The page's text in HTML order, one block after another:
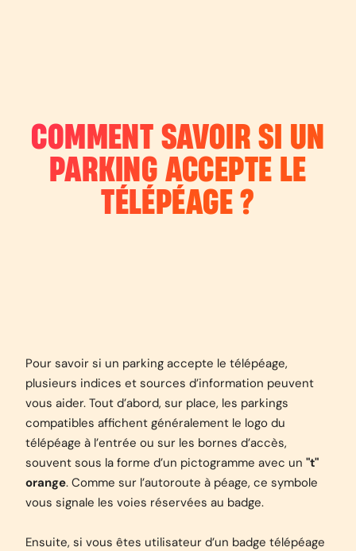
COMMENT SAVOIR SI UN
PARKING ACCEPTE LE
TÉLÉPÉAGE ?
Pour savoir si un parking accepte le télépéage,
plusieurs indices et sources d’information peuvent
vous aider. Tout d’abord, sur place, les parkings
compatibles affichent généralement le logo du
télépéage à l’entrée ou sur les bornes d’accès,
souvent sous la forme d’un pictogramme avec un "t"
orange. Comme sur l’autoroute à péage, ce symbole
vous signale les voies réservées au badge.
Ensuite, si vous êtes utilisateur d’un badge télépéage